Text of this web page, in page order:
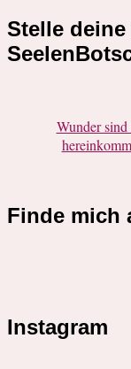
Stelle
Wunder
Finde mich
Instagram